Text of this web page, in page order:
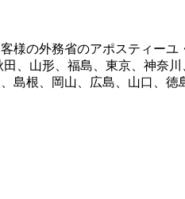
の外務省のアポスティー
、山形、福島、東京、神奈
根、岡山、広島、山口、